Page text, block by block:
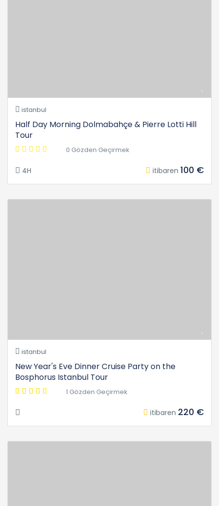
istanbul
Half Day Morning Dolmabahçe & Pierre Lotti Hill
Tour
0 Gözden Geçirmek
4H itibaren 100 €
istanbul
New Year's Eve Dinner Cruise Party on the
Bosphorus Istanbul Tour
1 Gözden Geçirmek
itibaren 220 €